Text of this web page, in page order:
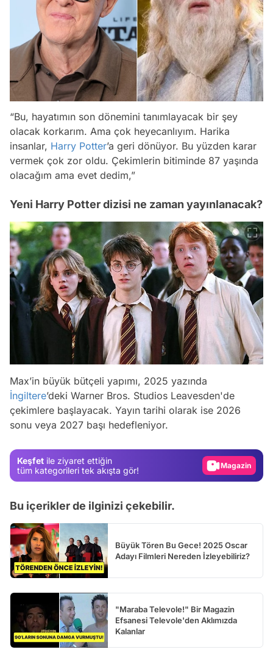
“Bu, hayatımın son dönemini tanımlayacak bir şey
olacak korkarım. Ama çok heyecanlıyım. Harika
insanlar, Harry Potter’a geri dönüyor. Bu yüzden karar
vermek çok zor oldu. Çekimlerin bitiminde 87 yaşında
olacağım ama evet dedim,”
Yeni Harry Potter dizisi ne zaman yayınlanacak?
Max’in büyük bütçeli yapımı, 2025 yazında
İngiltere’deki Warner Bros. Studios Leavesden'de
çekimlere başlayacak. Yayın tarihi olarak ise 2026
sonu veya 2027 başı hedefleniyor.
Keşfet ile ziyaret ettiğin
tüm kategorileri tek akışta gör!
Video
Magazin
Bu içerikler de ilginizi çekebilir.
Büyük Tören Bu Gece! 2025 Oscar
Adayı Filmleri Nereden İzleyebiliriz?
"Maraba Televole!" Bir Magazin
Efsanesi Televole'den Aklımızda
Kalanlar